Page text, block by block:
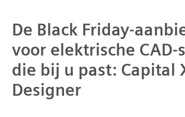
De Black Friday-
voor elektrische
die bij u past: Capital
Designer